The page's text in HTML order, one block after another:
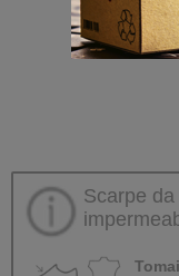
Scarpe